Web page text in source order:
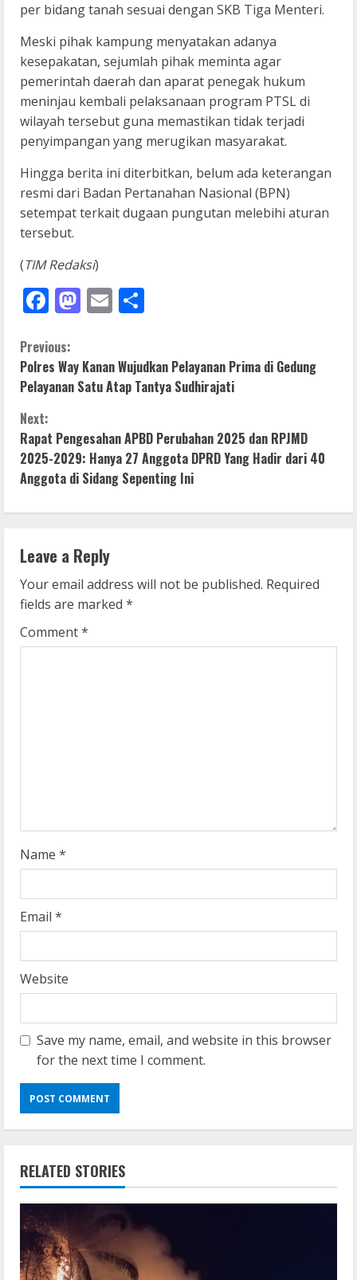
per bidang tanah sesuai dengan SKB Tiga Menteri.
Meski pihak kampung menyatakan adanya
kesepakatan, sejumlah pihak meminta agar
pemerintah daerah dan aparat penegak hukum
meninjau kembali pelaksanaan program PTSL di
wilayah tersebut guna memastikan tidak terjadi
penyimpangan yang merugikan masyarakat.
Hingga berita ini diterbitkan, belum ada keterangan
resmi dari Badan Pertanahan Nasional (BPN)
setempat terkait dugaan pungutan melebihi aturan
tersebut.
(TIM Redaksi)
Facebook
Mastodon
Email
C
o
n
t
i
n
u
e
R
e
g
Previous:
Polres Way Kanan Wujudkan Pelayanan Prima di Gedung
Pelayanan Satu Atap Tantya Sudhirajati
Next:
Rapat Pengesahan APBD Perubahan 2025 dan RPJMD
2025-2029: Hanya 27 Anggota DPRD Yang Hadir dari 40
Anggota di Sidang Sepenting Ini
Leave a Reply
Your email address will not be published. Required
fields are marked *
Comment*
Name *
Email *
Website
Save my name, email, and website in this browser
for the next time I comment.
RELATED STORIES